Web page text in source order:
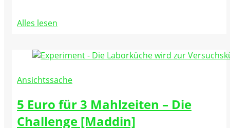
Alles lesen
Ansichtssache
5 Euro für 3 Mahlzeiten – Die
Challenge [Maddin]